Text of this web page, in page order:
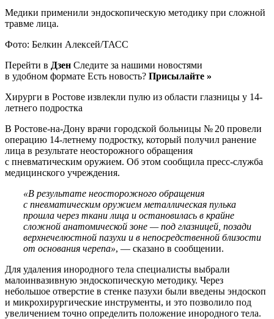
Медики применили эндоскопическую методику при сложной
травме лица.
Фото: Белкин Алексей/ТАСС
Перейти в Дзен Следите за нашими новостями
в удобном формате Есть новость? Присылайте »
Хирурги в Ростове извлекли пулю из области глазницы у 14-
летнего подростка
В Ростове-на-Дону врачи городской больницы № 20 провели
операцию 14-летнему подростку, который получил ранение
лица в результате неосторожного обращения
с пневматическим оружием. Об этом сообщила пресс-служба
медицинского учреждения.
«В результате неосторожного обращения
с пневматическим оружием металлическая пулька
прошла через ткани лица и остановилась в крайне
сложной анатомической зоне — под глазницей, позади
верхнечелюстной пазухи и в непосредственной близости
от основания черепа», — сказано в сообщении.
Для удаления инородного тела специалисты выбрали
малоинвазивную эндоскопическую методику. Через
небольшое отверстие в стенке пазухи были введены эндоскоп
и микрохирургические инструменты, и это позволило под
увеличением точно определить положение инородного тела.